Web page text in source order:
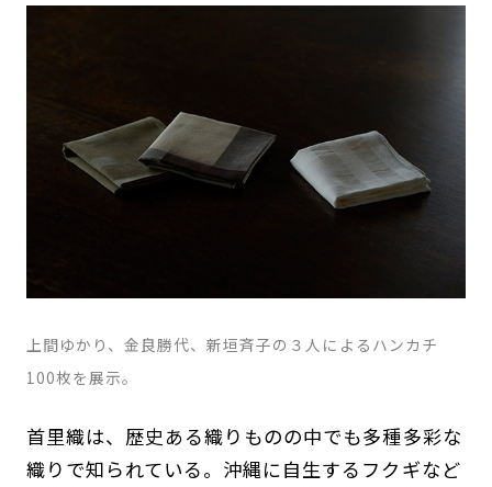
上間ゆかり、金良勝代、新垣斉子の３人によるハンカチ
100枚を展示。
首里織は、歴史ある織りものの中でも多種多彩な
織りで知られている。沖縄に自生するフクギなど